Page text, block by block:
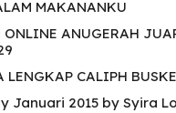
MAKANANKU
ONLINE ANUGERAH
LENGKAP CALIPH
Januari 2015 by Syira